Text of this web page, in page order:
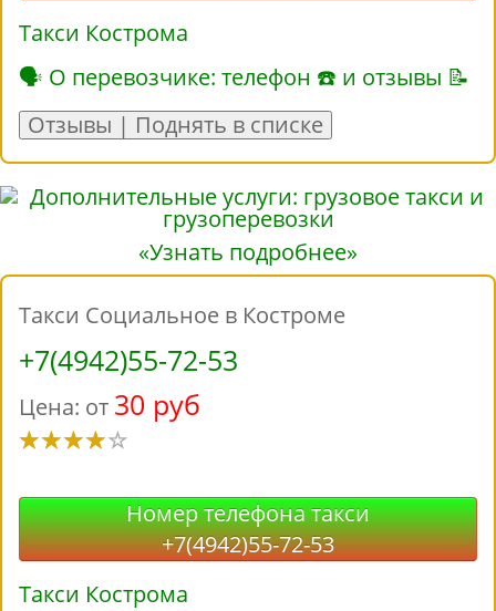
Такси Кострома
🗣 О перевозчике: телефон ☎ и отзывы 📝
Отзывы | Поднять в списке
«Узнать подробнее»
Такси Социальное в Костроме
+7(4942)55-72-53
Цена: от 30 руб
Номер телефона такси
+7(4942)55-72-53
Такси Кострома